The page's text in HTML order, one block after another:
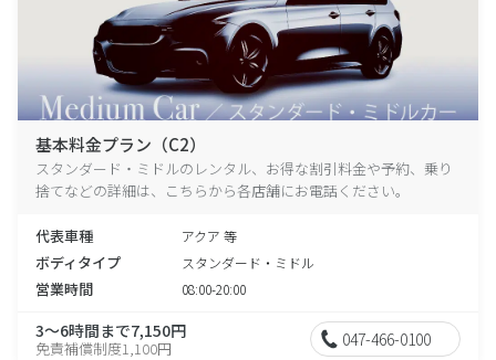
基本料金プラン（C2）
スタンダード・ミドルのレンタル、お得な割引料金や予約、乗り
捨てなどの詳細は、こちらから各店舗にお電話ください。
代表車種 アクア 等
ボディタイプ スタンダード・ミドル
営業時間 08:00-20:00
3～6時間まで7,150円
免責補償制度1,100円 047-466-0100